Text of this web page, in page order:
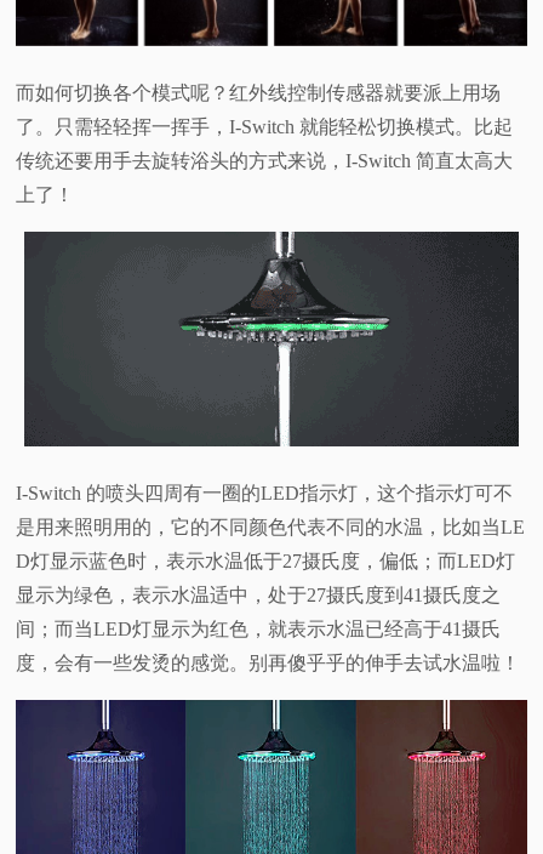
而如何切换各个模式呢？红外线控制传感器就要派上用场
了。只需轻轻挥一挥手，I-Switch 就能轻松切换模式。比起
传统还要用手去旋转浴头的方式来说，I-Switch 简直太高大
上了！
I-Switch 的喷头四周有一圈的LED指示灯，这个指示灯可不
是用来照明用的，它的不同颜色代表不同的水温，比如当LE
D灯显示蓝色时，表示水温低于27摄氏度，偏低；而LED灯
显示为绿色，表示水温适中，处于27摄氏度到41摄氏度之
间；而当LED灯显示为红色，就表示水温已经高于41摄氏
度，会有一些发烫的感觉。别再傻乎乎的伸手去试水温啦！